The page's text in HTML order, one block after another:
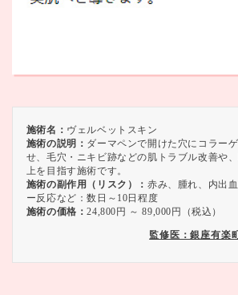
施術名： ヴェルベットスキン
施術の説明： ダーマペンで開けた穴にコラー
せ、毛穴・ニキビ跡などの肌トラブル改善や
上を目指す施術です。
施術の副作用（リスク）： 赤み、腫れ、内出
ー反応など：数日～10日程度
施術の価格：24,800円 ～ 89,000円（税込）
監修医：銀座有楽